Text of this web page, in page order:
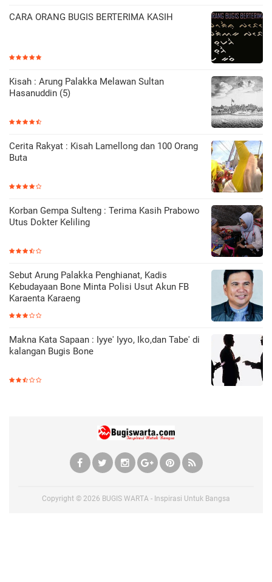
CARA ORANG BUGIS BERTERIMA KASIH
Kisah : Arung Palakka Melawan Sultan
Hasanuddin (5)
Cerita Rakyat : Kisah Lamellong dan 100 Orang
Buta
Korban Gempa Sulteng : Terima Kasih Prabowo
Utus Dokter Keliling
Sebut Arung Palakka Penghianat, Kadis
Kebudayaan Bone Minta Polisi Usut Akun FB
Karaenta Karaeng
Makna Kata Sapaan : Iyye' Iyyo, Iko,dan Tabe' di
kalangan Bugis Bone
Copyright © 2026 BUGIS WARTA - Inspirasi Untuk Bangsa